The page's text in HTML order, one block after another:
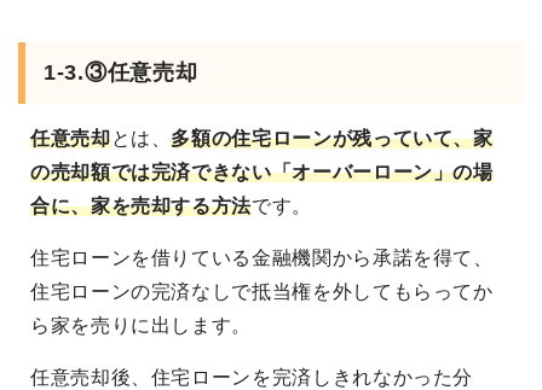
1-3.③任意売却
任意売却とは、多額の住宅ローンが残っていて、家
の売却額では完済できない「オーバーローン」の場
合に、家を売却する方法です。
住宅ローンを借りている金融機関から承諾を得て、
住宅ローンの完済なしで抵当権を外してもらってか
ら家を売りに出します。
任意売却後、住宅ローンを完済しきれなかった分